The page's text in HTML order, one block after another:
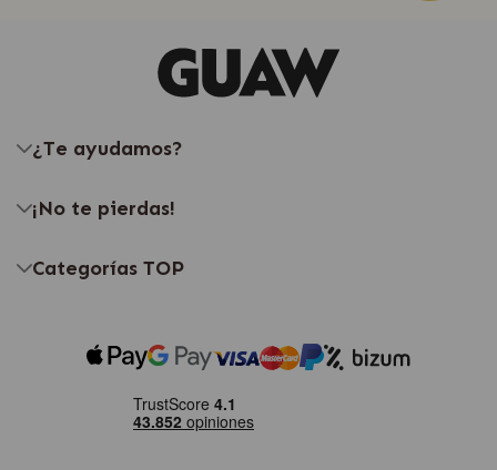
¿Te ayudamos?
¡No te pierdas!
Categorías TOP